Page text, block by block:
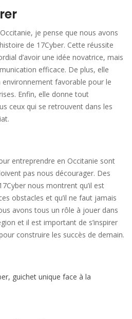
je pense que nous avons
de 17Cyber. Cette réussite
d’avoir une idée novatrice, mais
efficace. De plus, elle
environnement favorable pour le
Enfin, elle donne tout
ceux qui se retrouvent dans les
entreprendre en Occitanie sont
pas nous décourager. Des
nous montrent qu’il est
obstacles et qu’il ne faut jamais
avons tous un rôle à jouer dans
et il est important de s’inspirer
construire les succès de demain.
guichet unique face à la